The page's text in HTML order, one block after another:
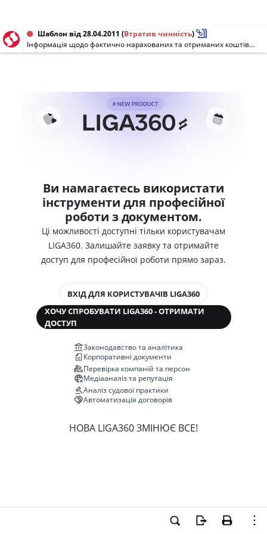
Шаблон від 28.04.2011 (Втратив чинність)
Інформація щодо фактично нарахованих та отриманих коштів за надані послуги газопостачального підприємства та щодо інших джерел фінансування
Ви намагаєтесь використати
інструменти для професійної
роботи з документом.
Ці можливості доступні тільки користувачам
LIGA360. Залишайте заявку та отримайте
доступ для професійної роботи прямо зараз.
ВХІД ДЛЯ КОРИСТУВАЧІВ LIGA360
ХОЧУ СПРОБУВАТИ LIGA360 - ОТРИМАТИ
ДОСТУП
Законодавство та аналітика
Корпоративні документи
Перевірка компаній та персон
Медіааналіз та репутація
Аналіз судової практики
Автоматизація договорів
НОВА LIGA360 ЗМІНЮЄ ВСЕ!